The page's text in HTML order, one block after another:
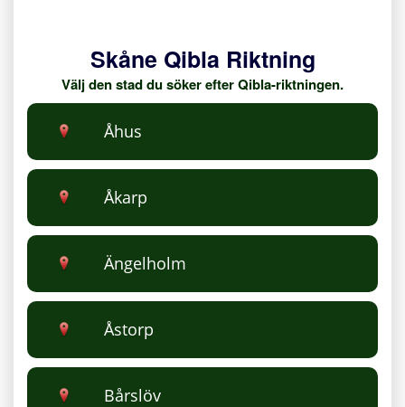
Skåne Qibla Riktning
Välj den stad du söker efter Qibla-riktningen.
Åhus
Åkarp
Ängelholm
Åstorp
Bårslöv